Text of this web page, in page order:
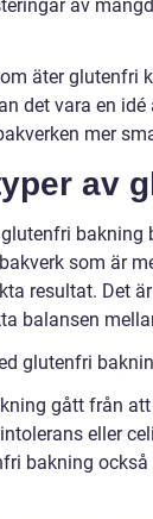
av
äter glutenfri
det vara en
mer
av
bakning
som är
resultat. Det
balansen
glutenfri
gått från
eller
bakning